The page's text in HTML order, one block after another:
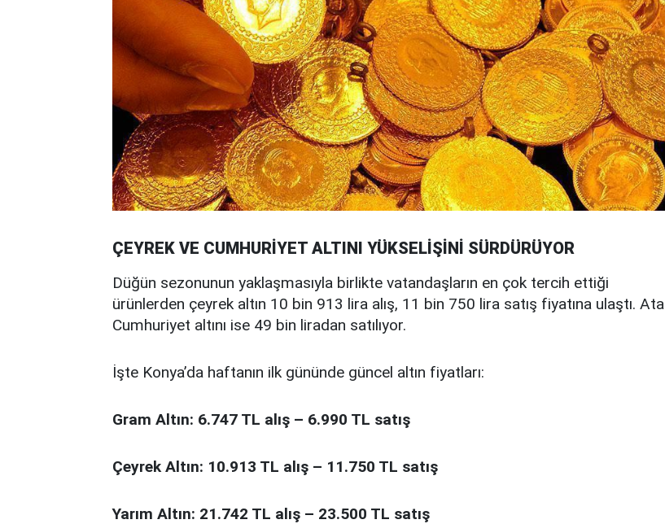
ÇEYREK VE CUMHURİYET ALTINI YÜKSELİŞİNİ SÜRDÜRÜYOR
Düğün sezonunun yaklaşmasıyla birlikte vatandaşların en çok tercih ettiği
ürünlerden çeyrek altın 10 bin 913 lira alış, 11 bin 750 lira satış fiyatına ulaştı. Ata
Cumhuriyet altını ise 49 bin liradan satılıyor.
İşte Konya’da haftanın ilk gününde güncel altın fiyatları:
Gram Altın: 6.747 TL alış – 6.990 TL satış
Çeyrek Altın: 10.913 TL alış – 11.750 TL satış
Yarım Altın: 21.742 TL alış – 23.500 TL satış